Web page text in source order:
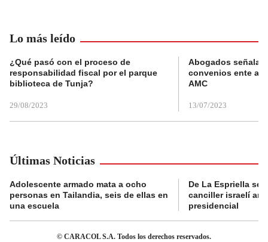
Lo más leído
¿Qué pasó con el proceso de
responsabilidad fiscal por el parque
biblioteca de Tunja?
29/08/2023
Abogados
convenios ente
AMC
13/07/2023
Últimas Noticias
Adolescente armado mata a ocho
personas en Tailandia, seis de ellas en
una escuela
De La Espriella se
canciller israelí
presidencial
© CARACOL S.A. Todos los derechos reservados.